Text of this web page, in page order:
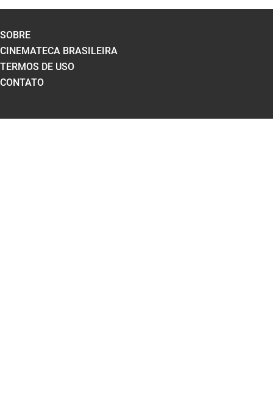
SOBRE
CINEMATECA BRASILEIRA
TERMOS DE USO
CONTATO